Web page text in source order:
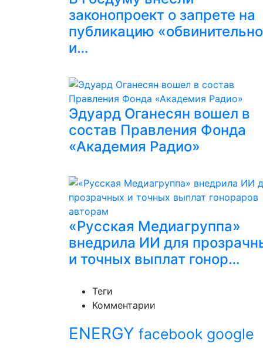
законопроект о запрете на
публикацию
и…
Эдуард Оганесян вошел в
состав Правления Фонда
«Академия Радио»
«Русская Медиагруппа»
внедрила ИИ для
и точных выплат гонор…
Теги
Комментарии
ENERGY facebook google